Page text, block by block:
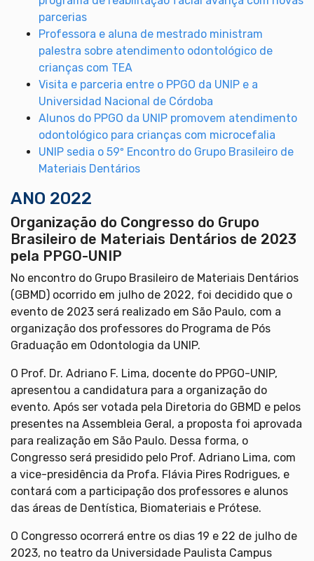
parcerias
Professora e aluna de mestrado ministram
palestra sobre atendimento odontológico de
crianças com TEA
Visita e parceria entre o PPGO da UNIP e a
Universidad Nacional de Córdoba
Alunos do PPGO da UNIP promovem atendimento
odontológico para crianças com microcefalia
UNIP sedia o 59º Encontro do Grupo Brasileiro de
Materiais Dentários
ANO 2022
Organização do Congresso do Grupo
Brasileiro de Materiais Dentários de 2023
pela PPGO-UNIP
No encontro do Grupo Brasileiro de Materiais Dentários
(GBMD) ocorrido em julho de 2022, foi decidido que o
evento de 2023 será realizado em São Paulo, com a
organização dos professores do Programa de Pós
Graduação em Odontologia da UNIP.
O Prof. Dr. Adriano F. Lima, docente do PPGO-UNIP,
apresentou a candidatura para a organização do
evento. Após ser votada pela Diretoria do GBMD e pelos
presentes na Assembleia Geral, a proposta foi aprovada
para realização em São Paulo. Dessa forma, o
Congresso será presidido pelo Prof. Adriano Lima, com
a vice-presidência da Profa. Flávia Pires Rodrigues, e
contará com a participação dos professores e alunos
das áreas de Dentística, Biomateriais e Prótese.
O Congresso ocorrerá entre os dias 19 e 22 de julho de
2023, no teatro da Universidade Paulista Campus